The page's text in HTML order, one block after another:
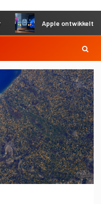
Apple ontwikkelt gedeeld